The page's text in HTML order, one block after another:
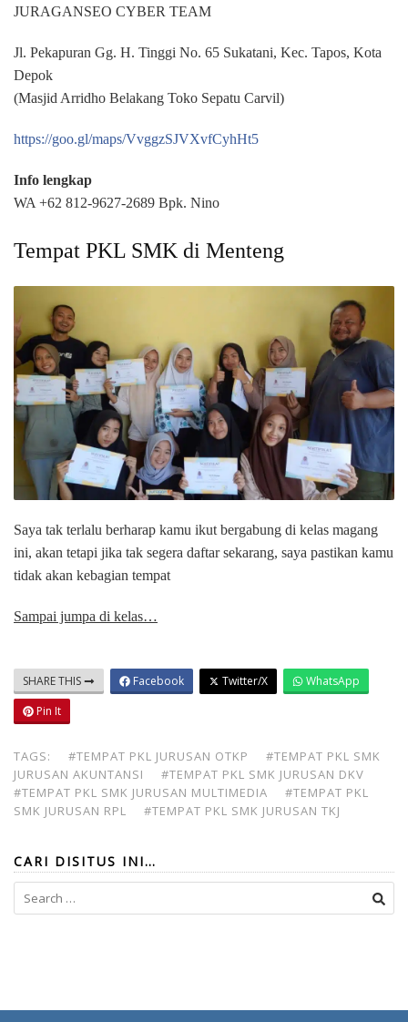
JURAGANSEO CYBER TEAM
Jl. Pekapuran Gg. H. Tinggi No. 65 Sukatani, Kec. Tapos, Kota
Depok
(Masjid Arridho Belakang Toko Sepatu Carvil)
https://goo.gl/maps/VvggzSJVXvfCyhHt5
Info lengkap
WA +62 812-9627-2689 Bpk. Nino
Tempat PKL SMK di Menteng
Saya tak terlalu berharap kamu ikut bergabung di kelas magang
ini, akan tetapi jika tak segera daftar sekarang, saya pastikan kamu
tidak akan kebagian tempat
Sampai jumpa di kelas…
SHARE THIS Facebook Twitter/X
WhatsApp
Pin It
TAGS: #TEMPAT PKL JURUSAN OTKP
#TEMPAT PKL SMK
JURUSAN AKUNTANSI
#TEMPAT PKL SMK JURUSAN DKV
#TEMPAT PKL SMK JURUSAN MULTIMEDIA
#TEMPAT PKL
SMK JURUSAN RPL
#TEMPAT PKL SMK JURUSAN TKJ
CARI DISITUS INI…
Search
for: